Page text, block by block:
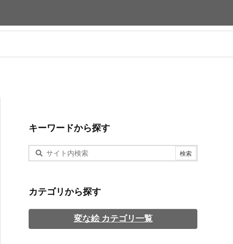
キーワードから探す
カテゴリから探す
変な絵 カテゴリ一覧